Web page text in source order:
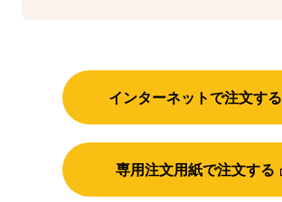
インターネットで注文する
専用注文用紙で注文する